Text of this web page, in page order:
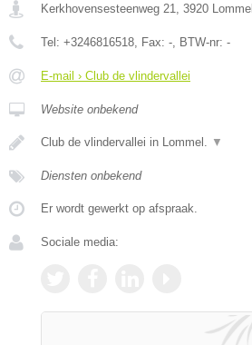
Kerkhovensesteenweg 21 3920 Lommel
Tel: +3246816518 , Fax: - , BTW-nr: -
E-mail › Club de vlindervallei
Website onbekend
Club de vlindervallei in Lommel. ▼
Diensten onbekend
Er wordt gewerkt op afspraak.
Sociale media: